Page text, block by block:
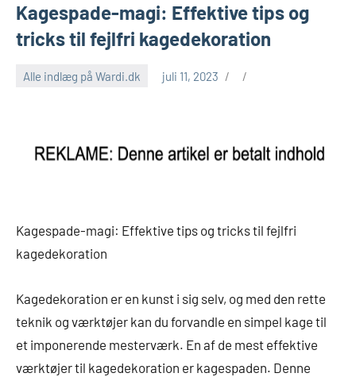
Kagespade-magi: Effektive tips og
tricks til fejlfri kagedekoration
Alle indlæg på Wardi.dk juli 11, 2023
Kagespade-magi: Effektive tips og tricks til fejlfri
kagedekoration
Kagedekoration er en kunst i sig selv, og med den rette
teknik og værktøjer kan du forvandle en simpel kage til
et imponerende mesterværk. En af de mest effektive
værktøjer til kagedekoration er kagespaden. Denne